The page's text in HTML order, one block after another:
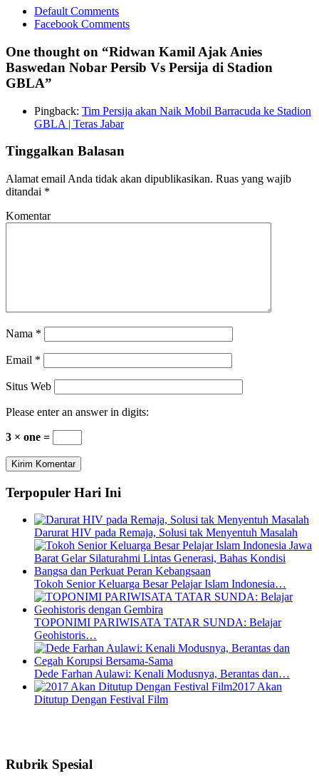
Default Comments
Facebook Comments
One thought on “Ridwan Kamil Ajak Anies
Baswedan Nobar Persib Vs Persija di Stadion
GBLA”
Pingback: Tim Persija akan Naik Mobil Barracuda ke Stadion
GBLA | Teras Jabar
Tinggalkan Balasan
Alamat email Anda tidak akan dipublikasikan. Ruas yang wajib
ditandai *
Komentar
Nama *
Email *
Situs Web
Please enter an answer in digits:
3 × one =
Terpopuler Hari Ini
Darurat HIV pada Remaja, Solusi tak Menyentuh Masalah
Tokoh Senior Keluarga Besar Pelajar Islam Indonesia…
TOPONIMI PARIWISATA TATAR SUNDA: Belajar
Geohistoris…
Dede Farhan Aulawi: Kenali Modusnya, Berantas dan…
2017 Akan
Ditutup Dengan Festival Film
Rubrik Spesial